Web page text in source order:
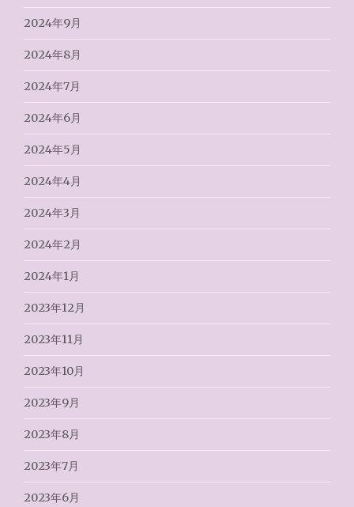
2024年9月
2024年8月
2024年7月
2024年6月
2024年5月
2024年4月
2024年3月
2024年2月
2024年1月
2023年12月
2023年11月
2023年10月
2023年9月
2023年8月
2023年7月
2023年6月